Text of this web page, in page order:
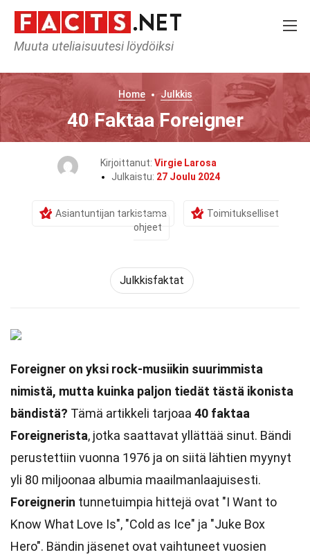
Muuta uteliaisuutesi löydöiksi
Home Julkkis
40 Faktaa Foreigner
Kirjoittanut: Virgie Larosa
Julkaistu: 27 Joulu 2024
Asiantuntijan tarkistama
Toimitukselliset
ohjeet
Julkkisfaktat
Foreigner on yksi rock-musiikin suurimmista
nimistä, mutta kuinka paljon tiedät tästä ikonista
bändistä? Tämä artikkeli tarjoaa 40 faktaa
Foreignerista, jotka saattavat yllättää sinut. Bändi
perustettiin vuonna 1976 ja on siitä lähtien myynyt
yli 80 miljoonaa albumia maailmanlaajuisesti.
Foreignerin tunnetuimpia hittejä ovat "I Want to
Know What Love Is", "Cold as Ice" ja "Juke Box
Hero". Bändin jäsenet ovat vaihtuneet vuosien